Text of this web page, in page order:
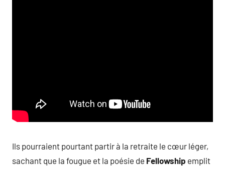
Ils pourraient pourtant partir à la retraite le cœur léger,
sachant que la fougue et la poésie de Fellowship emplit